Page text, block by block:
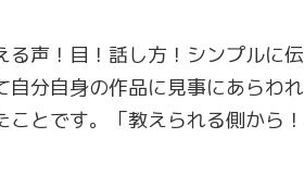
声！目！話し方！シンプルに
分自身の作品に見事にあらわ
とです。「教えられる側から